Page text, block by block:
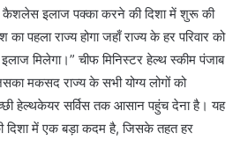
कैशलेस इलाज पक्का करने की दिशा में शुरू की
पहला राज्य होगा जहाँ राज्य के हर परिवार को
मिलेगा।” चीफ मिनिस्टर हेल्थ स्कीम पंजाब
मकसद राज्य के सभी योग्य लोगों को
हेल्थकेयर सर्विस तक आसान पहुंच देना है। यह
दिशा में एक बड़ा कदम है, जिसके तहत हर